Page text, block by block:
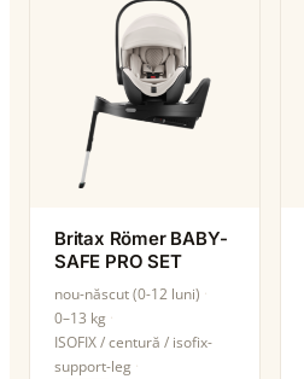
Britax Römer BABY-
SAFE PRO SET
nou-născut (0-12 luni)
0–13 kg
ISOFIX / centură / isofix-
support-leg